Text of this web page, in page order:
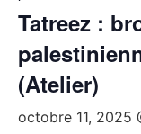
Tatreez :
(Atelier)
octobre 11, 2025